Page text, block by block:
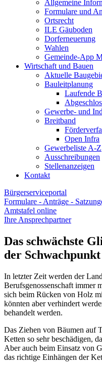
Allgemeine
Formulare und
Ortsrecht
ILE Gäuboden
Dorferneuerung
Wahlen
Gemeinde-App
Wirtschaft und Bauen
Aktuelle
Bauleitplanung
Laufende
Gewerbe- und
Breitband
Open Infra
Gewerbeliste A-Z
Ausschreibungen
Stellenanzeigen
Kontakt
Bürgerserviceportal
Formulare - Anträge -
Amtstafel online
Ihre Ansprechpartner
Das schwächste
der Schwachpunkt
In letzter Zeit werden der
Berufsgenossenschaft immer
sich beim Rücken von Holz
könnten aber verhindert
behandelt werden.
Das Ziehen von Bäumen auf
Ketten so sehr beschädigen,
Aber auch beim Einsatz von
das richtige Einhängen der